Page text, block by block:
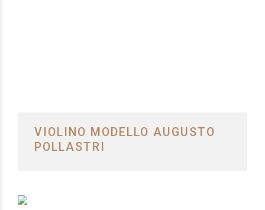
VIOLINO MODELLO AUGUSTO
POLLASTRI